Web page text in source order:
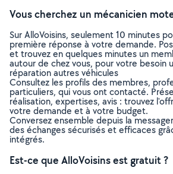
Vous cherchez un mécanicien
Sur AlloVoisins, seulement 10 minutes
première réponse à votre demande.
et trouvez en quelques minutes un
autour de chez vous, pour votre besoin
réparation autres véhicules
Consultez les profils des membres,
particuliers, qui vous ont contacté.
réalisation, expertises, avis : trouvez
votre demande et à votre budget.
Conversez ensemble depuis la
des échanges sécurisés et efficaces
intégrés.
Est-ce que AlloVoisins est gratuit ?